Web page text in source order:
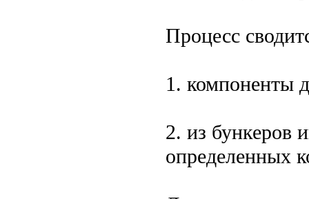
Процесс
1. компоненты
2. из бункеров
определенных